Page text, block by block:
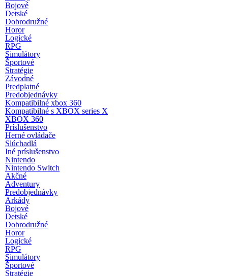
Bojové
Detské
Dobrodružné
Horor
Logické
RPG
Simulátory
Športové
Stratégie
Závodné
Predplatné
Predobjednávky
Kompatibilné xbox 360
Kompatibilné s XBOX series X
XBOX 360
Príslušenstvo
Herné ovládače
Slúchadlá
Iné príslušenstvo
Nintendo
Nintendo Switch
Akčné
Adventury
Predobjednávky
Arkády
Bojové
Detské
Dobrodružné
Horor
Logické
RPG
Simulátory
Športové
Stratégie